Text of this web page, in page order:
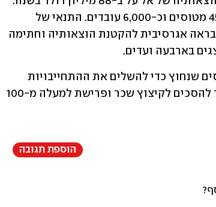
בארבעה ועדים.
הוספת תגובה